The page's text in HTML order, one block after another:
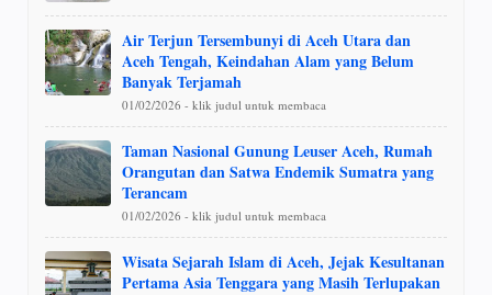
Air Terjun Tersembunyi di Aceh Utara dan
Aceh Tengah, Keindahan Alam yang Belum
Banyak Terjamah
01/02/2026 - klik judul untuk membaca
Taman Nasional Gunung Leuser Aceh, Rumah
Orangutan dan Satwa Endemik Sumatra yang
Terancam
01/02/2026 - klik judul untuk membaca
Wisata Sejarah Islam di Aceh, Jejak Kesultanan
Pertama Asia Tenggara yang Masih Terlupakan